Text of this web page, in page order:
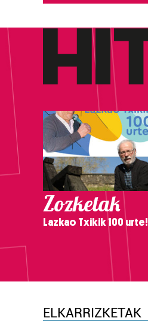
Zozketak
Lazkao Txikik 100 urte!
ELKARRIZKETAK